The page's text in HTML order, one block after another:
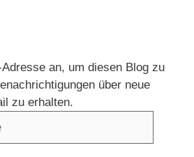
an, um diesen Blog zu
über neue
zu erhalten.